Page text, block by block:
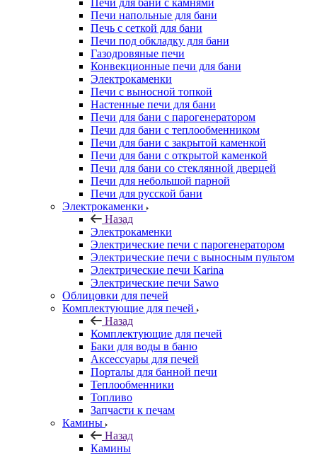
Печи для бани с камнями
Печи напольные для бани
Печь с сеткой для бани
Печи под обкладку для бани
Газодровяные печи
Конвекционные печи для бани
Электрокаменки
Печи с выносной топкой
Настенные печи для бани
Печи для бани с парогенератором
Печи для бани с теплообменником
Печи для бани с закрытой каменкой
Печи для бани с открытой каменкой
Печи для бани со стеклянной дверцей
Печи для небольшой парной
Печи для русской бани
Электрокаменки
Назад
Электрокаменки
Электрические печи с парогенератором
Электрические печи с выносным пультом
Электрические печи Karina
Электрические печи Sawo
Облицовки для печей
Комплектующие для печей
Назад
Комплектующие для печей
Баки для воды в баню
Аксессуары для печей
Порталы для банной печи
Теплообменники
Топливо
Запчасти к печам
Камины
Назад
Камины